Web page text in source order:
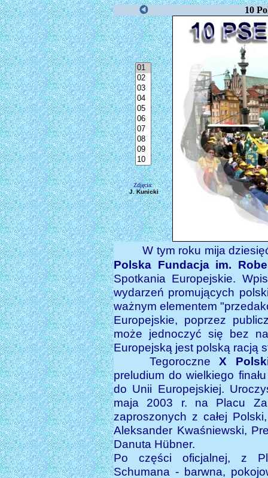
10
Zdjęcia:
J. Kunicki
W tym roku mija
Polska Fundacja im.
Spotkania Europejskie.
wydarzeń promujących
ważnym elementem
Europejskie, poprzez
może jednoczyć się bez
Europejską jest polską racją
Tegoroczne X
preludium do wielkiego
do Unii Europejskiej.
maja 2003 r. na Placu
zaproszonych z całej
Aleksander Kwaśniewski,
Danuta Hübner.
Po części oficjalnej, z
Schumana - barwna,